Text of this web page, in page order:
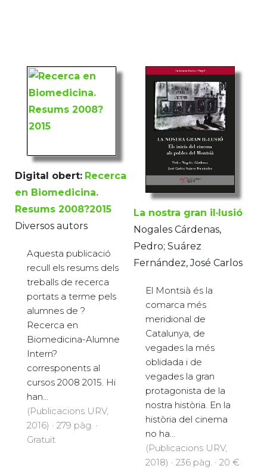
Digital obert: Recerca
en Biomedicina.
Resums 2008?2015
Diversos autors
Aquesta publicació
recull els resums dels
treballs de recerca
portats a terme pels
alumnes de ?
Recerca en
Biomedicina-Alumne
Intern?
corresponents al
cursos 2008 2015. Hi
han...
(Publicacions URV,
2016) · 279 pàg. ·
Gratuït
La nostra gran il·lusió
Nogales Cárdenas,
Pedro; Suárez
Fernández, José Carlos
El Montsià és la
comarca més
meridional de
Catalunya, de
vegades la més
oblidada i de
vegades la gran
protagonista de la
nostra història. En la
història del cinema
no ha...
(Publicacions URV,
2018) · 236 pàg. · 20 €